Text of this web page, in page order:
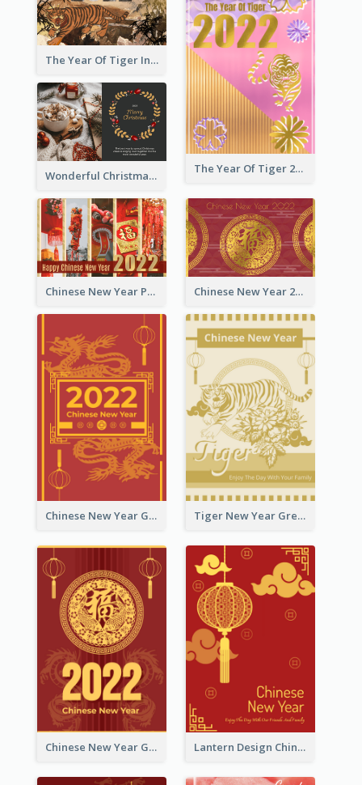
The Year Of Tiger Ink Illustration New Year Greeting Card
The Year Of Tiger 2022 Golden Greeting Card
Wonderful Christmas Greeting Card
Chinese New Year Photo Greeting Card Chinese New Year 2022 Golden Greeting Card
Chinese New Year Greeting Card With Graphic Decorations Tiger New Year Greeting Card With Decorations
Chinese New Year Greeting Card With Dragon Decorations Lantern Design Chinese New Year Greeting Card